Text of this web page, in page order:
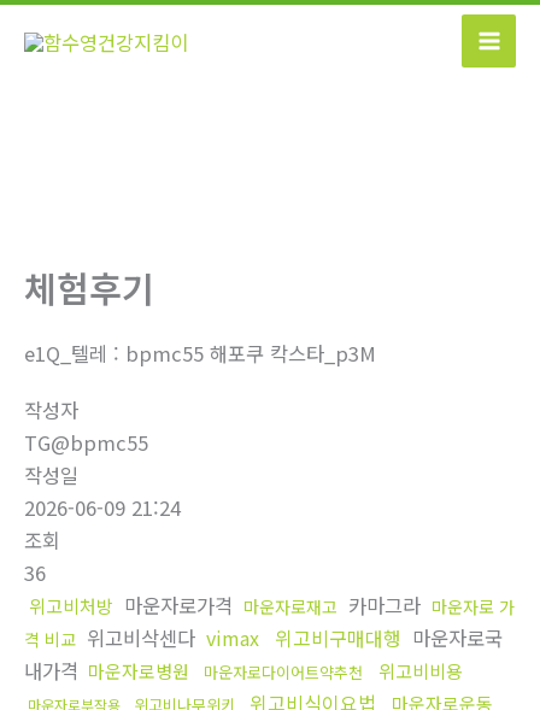
콘
체험후기
e1Q_텔레 : bpmc55 해포쿠 칵스타_p3M
작성자
TG@bpmc55
작성일
2026-06-09 21:24
조회
36
위고비처방 마운자로가격 마운자로재고 카마그라 마운자로 가
격 비교 위고비삭센다 vimax 위고비구매대행 마운자로국
내가격 마운자로병원 마운자로다이어트약추천 위고비비용
마운자로부작용 위고비나무위키 위고비식이요법 마운자로운동